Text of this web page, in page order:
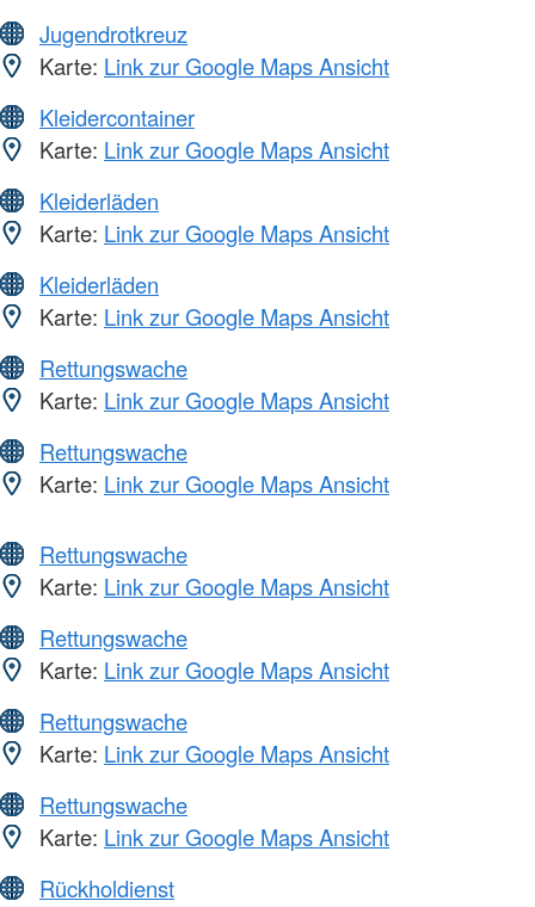
Jugendrotkreuz
Karte: Link zur Google Maps Ansicht
Kleidercontainer
Karte: Link zur Google Maps Ansicht
Kleiderläden
Karte: Link zur Google Maps Ansicht
Kleiderläden
Karte: Link zur Google Maps Ansicht
Rettungswache
Karte: Link zur Google Maps Ansicht
Rettungswache
Karte: Link zur Google Maps Ansicht
Rettungswache
Karte: Link zur Google Maps Ansicht
Rettungswache
Karte: Link zur Google Maps Ansicht
Rettungswache
Karte: Link zur Google Maps Ansicht
Rettungswache
Karte: Link zur Google Maps Ansicht
Rückholdienst